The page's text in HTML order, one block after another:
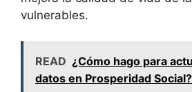
vulnerables.
READ ¿Cómo hago para
datos en Prosperidad Social?